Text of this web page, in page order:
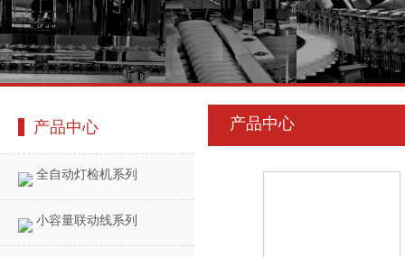
产品中心
全自动灯检机系列
小容量联动线系列
产品中心